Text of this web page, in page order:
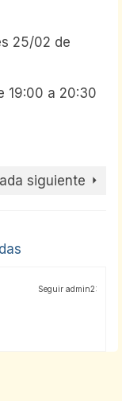
25/02 de
19:00 a 20:30
siguiente
Seguir admin2: